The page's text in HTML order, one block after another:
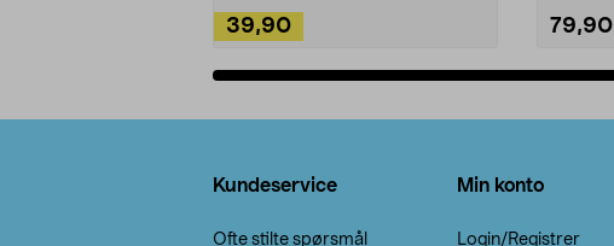
39,90 79,90
Kundeservice
Ofte stilte spørsmål
Min konto
Login/Registrer